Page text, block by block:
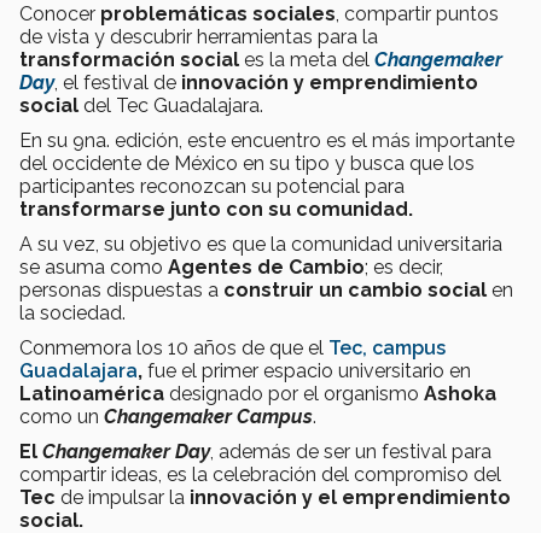
Conocer problemáticas sociales , compartir puntos
de vista y descubrir herramientas para la
transformación social es la meta del Changemaker
Day, el festival de innovación y emprendimiento
social del Tec Guadalajara.
En su 9na. edición, este encuentro es el más importante
del occidente de México en su tipo y busca que los
participantes reconozcan su potencial para
transformarse junto con su comunidad.
A su vez, su objetivo es que la comunidad universitaria
se asuma como Agentes de Cambio; es decir,
personas dispuestas a construir un cambio social en
la sociedad.
Conmemora los 10 años de que el Tec, campus
Guadalajara, fue el primer espacio universitario en
Latinoamérica designado por el organismo Ashoka
como un Changemaker Campus.
El Changemaker Day, además de ser un festival para
compartir ideas, es la celebración del compromiso del
Tec de impulsar la innovación y el emprendimiento
social.